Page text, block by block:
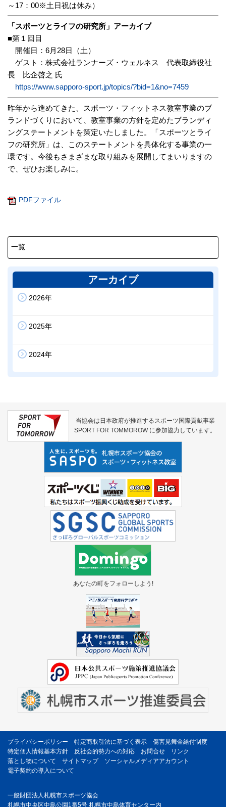
～17：00※土日祝は休み）
「スポーツとライフの研究所」アーカイブ
■第１回目
開催日：6月28日（土）
ゲスト：株式会社ランナーズ・ウェルネス 代表取締役社
長 比企啓之 氏
https://www.sapporo-sport.jp/topics/?bid=1&no=7459
昨年から進めてきた、スポーツ・フィットネス教室事業のブ
ランドづくりにおいて、教室事業の方針を定めたブランディ
ングステートメントを策定いたしました。「スポーツとライ
フの研究所」は、このステートメントを具体化する事業の一
環です。今後もさまざまな取り組みを展開してまいりますの
で、ぜひお楽しみに。
PDFファイル
アーカイブ
2026年
2025年
2024年
当協会は日本政府が推進するスポーツ国際貢献事業
SPORT FOR TOMMOROW に参加協力しています。
あなたの町をフォローしよう!
プライバシーポリシー 特定商取引法に基づく表示
傷害見舞金給付制度
特定個人情報基本方針
反社会的勢力への対応 お問合せ
リンク
落とし物について
サイトマップ
ソーシャルメディアアカウント
電子契約の導入について
一般財団法人札幌市スポーツ協会
札幌市中央区中島公園1番5号 札幌市中島体育センター内